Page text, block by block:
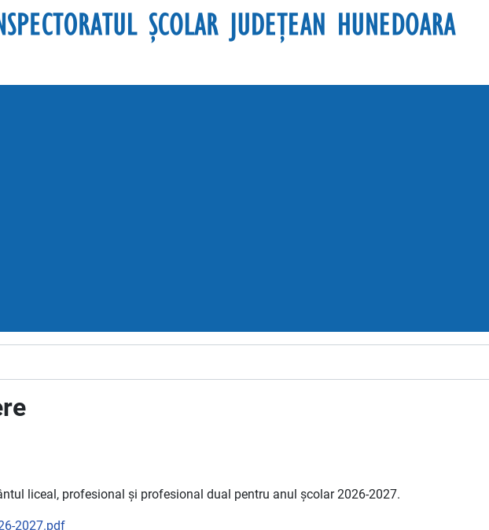
liceal, profesional și profesional dual pentru anul școlar 2026-2027.
2027.pdf